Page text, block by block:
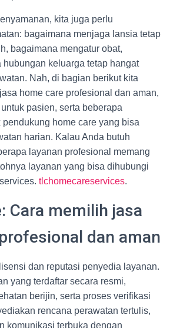
kita juga perlu
bagaimana menjaga lansia tetap
bagaimana mengatur obat,
hubungan keluarga tetap hangat
Nah, di bagian berikut kita
home care profesional dan aman,
pasien, serta beberapa
home care yang bisa
harian. Kalau Anda butuh
layanan profesional memang
layanan yang bisa dihubungi
tlchomecareservices.
Cara memilih jasa
dan aman
dan reputasi penyedia layanan.
yang terdaftar secara resmi,
berijin, serta proses verifikasi
rencana perawatan tertulis,
komunikasi terbuka dengan